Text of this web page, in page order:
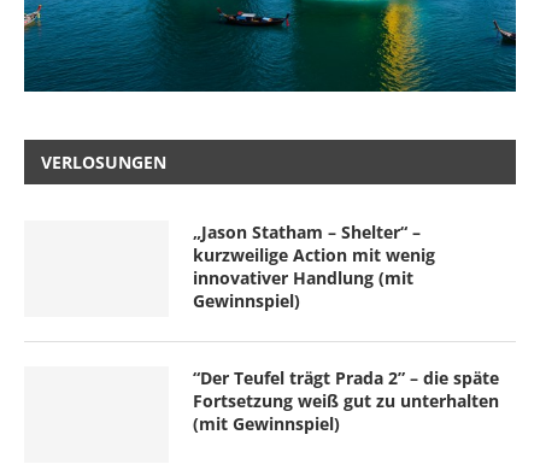
VERLOSUNGEN
„Jason Statham – Shelter“ –
kurzweilige Action mit wenig
innovativer Handlung (mit
Gewinnspiel)
“Der Teufel trägt Prada 2” – die späte
Fortsetzung weiß gut zu unterhalten
(mit Gewinnspiel)